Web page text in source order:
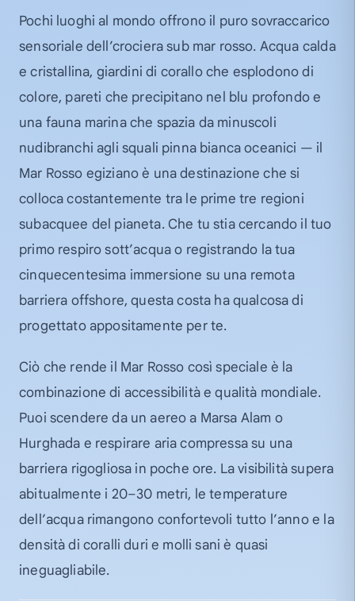
Pochi luoghi al mondo offrono il puro sovraccarico
sensoriale dell’crociera sub mar rosso. Acqua calda
e cristallina, giardini di corallo che esplodono di
colore, pareti che precipitano nel blu profondo e
una fauna marina che spazia da minuscoli
nudibranchi agli squali pinna bianca oceanici — il
Mar Rosso egiziano è una destinazione che si
colloca costantemente tra le prime tre regioni
subacquee del pianeta. Che tu stia cercando il tuo
primo respiro sott’acqua o registrando la tua
cinquecentesima immersione su una remota
barriera offshore, questa costa ha qualcosa di
progettato appositamente per te.
Ciò che rende il Mar Rosso così speciale è la
combinazione di accessibilità e qualità mondiale.
Puoi scendere da un aereo a Marsa Alam o
Hurghada e respirare aria compressa su una
barriera rigogliosa in poche ore. La visibilità supera
abitualmente i 20–30 metri, le temperature
dell’acqua rimangono confortevoli tutto l’anno e la
densità di coralli duri e molli sani è quasi
ineguagliabile.